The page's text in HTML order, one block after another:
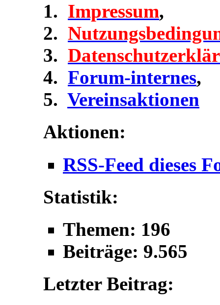
Impressum,
Forum-internes,
Vereinsaktionen
Aktionen:
RSS-Feed dieses
Statistik:
Themen: 196
Beiträge: 9.565
Letzter Beitrag: